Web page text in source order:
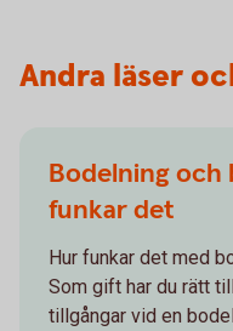
Andra läser
Bodelning och
funkar det
Hur funkar det med
Som gift har du rätt
tillgångar vid en